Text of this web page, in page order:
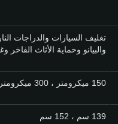
تغليف السيارات والدراجات
والبيانو وحماية الأثاث الفاخر
150 ميكرومتر ، 300 ميكرومتر
139 سم ، 152 سم